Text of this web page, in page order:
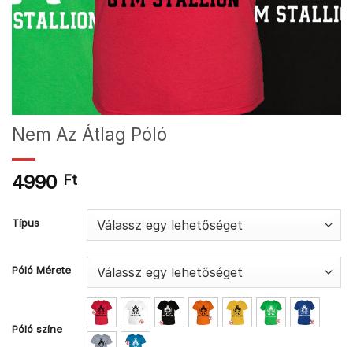
Nem Az Átlag Póló
4990 Ft
Típus
Póló Mérete
Póló színe